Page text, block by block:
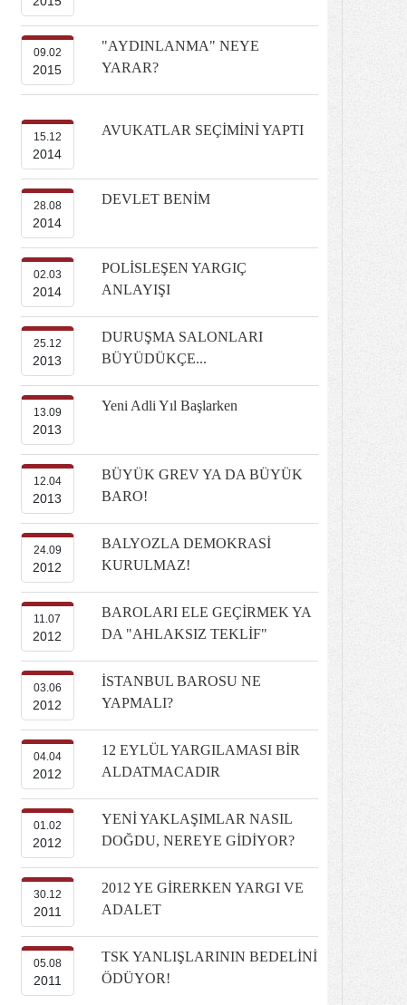
09.02
2015
"AYDINLANMA" NEYE
YARAR?
15.12
2014
AVUKATLAR SEÇİMİNİ YAPTI
28.08
2014
DEVLET BENİM
02.03
2014
POLİSLEŞEN YARGIÇ
ANLAYIŞI
25.12
2013
DURUŞMA SALONLARI
BÜYÜDÜKÇE...
13.09
2013
Yeni Adli Yıl Başlarken
12.04
2013
BÜYÜK GREV YA DA BÜYÜK
BARO!
24.09
2012
BALYOZLA DEMOKRASİ
KURULMAZ!
11.07
2012
BAROLARI ELE GEÇİRMEK YA
DA "AHLAKSIZ TEKLİF"
03.06
2012
İSTANBUL BAROSU NE
YAPMALI?
04.04
2012
12 EYLÜL YARGILAMASI BİR
ALDATMACADIR
01.02
2012
YENİ YAKLAŞIMLAR NASIL
DOĞDU, NEREYE GİDİYOR?
30.12
2011
2012 YE GİRERKEN YARGI VE
ADALET
05.08
2011
TSK YANLIŞLARININ BEDELİNİ
ÖDÜYOR!